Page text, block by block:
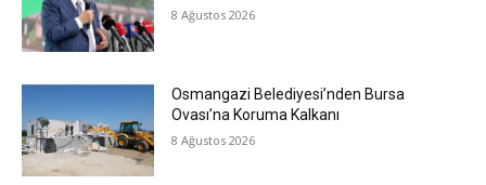
8 Ağustos 2026
Osmangazi Belediyesi’nden Bursa
Ovası’na Koruma Kalkanı
8 Ağustos 2026